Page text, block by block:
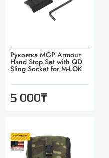
Рукоятка MGP Armour
Hand Stop Set with QD
Sling Socket for M-LOK
5 000₸